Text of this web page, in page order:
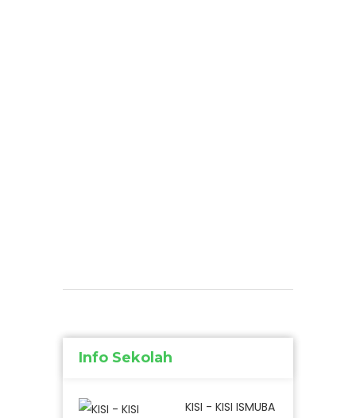
Info Sekolah
KISI - KISI ISMUBA